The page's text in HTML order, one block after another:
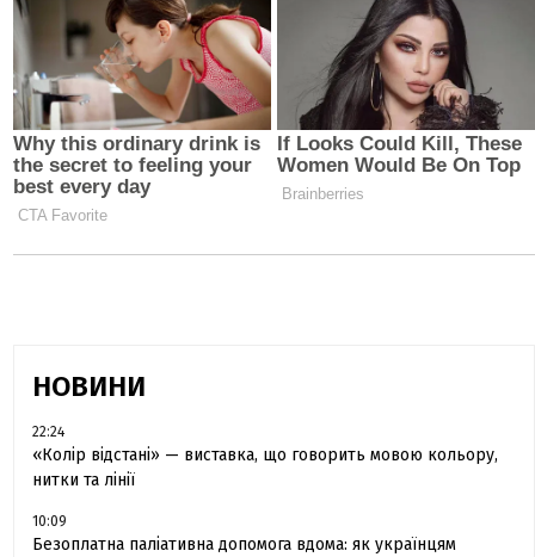
НОВИНИ
22:24
«Колір відстані» — виставка, що говорить мовою кольору,
нитки та лінії
10:09
Безоплатна паліативна допомога вдома: як українцям